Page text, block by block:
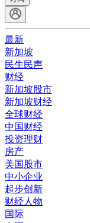
最新
新加坡
民生民声
财经
新加坡股市
新加坡财经
全球财经
中国财经
投资理财
房产
美国股市
中小企业
起步创新
财经人物
国际